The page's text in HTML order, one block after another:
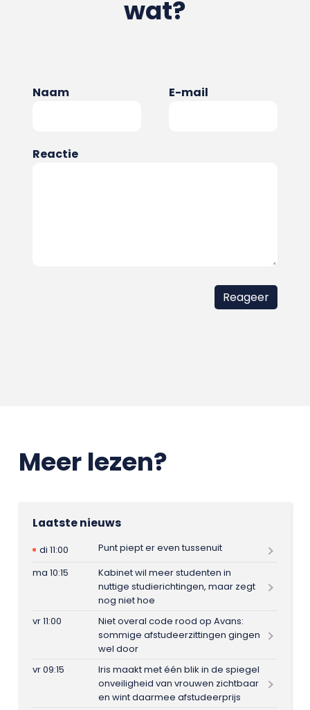
wat?
Naam E-mail
Reactie
Meer lezen?
Laatste nieuws
di 11:00
Punt piept er even tussenuit
ma 10:15
Kabinet wil meer studenten in
nuttige studierichtingen, maar zegt
nog niet hoe
vr 11:00
Niet overal code rood op Avans:
sommige afstudeerzittingen gingen
wel door
vr 09:15
Iris maakt met één blik in de spiegel
onveiligheid van vrouwen zichtbaar
en wint daarmee afstudeerprijs